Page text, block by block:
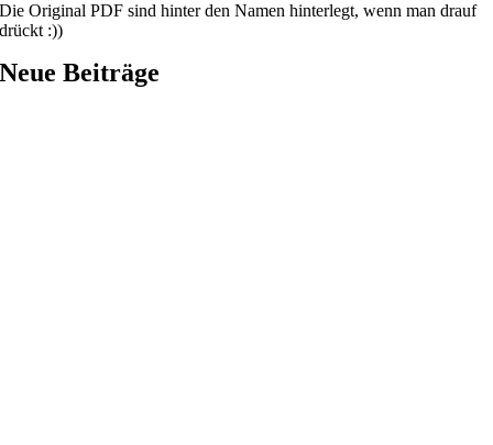
Die Original PDF sind hinter den Namen hinterlegt, wenn man drauf
drückt :))
Neue Beiträge